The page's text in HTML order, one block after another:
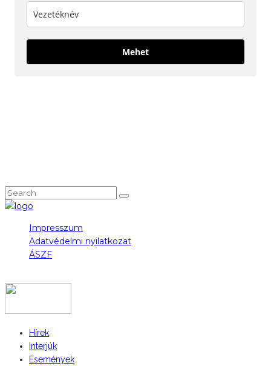
Mehet
Impresszum
Adatvédelmi nyilatkozat
ÁSZF
Hírek
Interjúk
Események